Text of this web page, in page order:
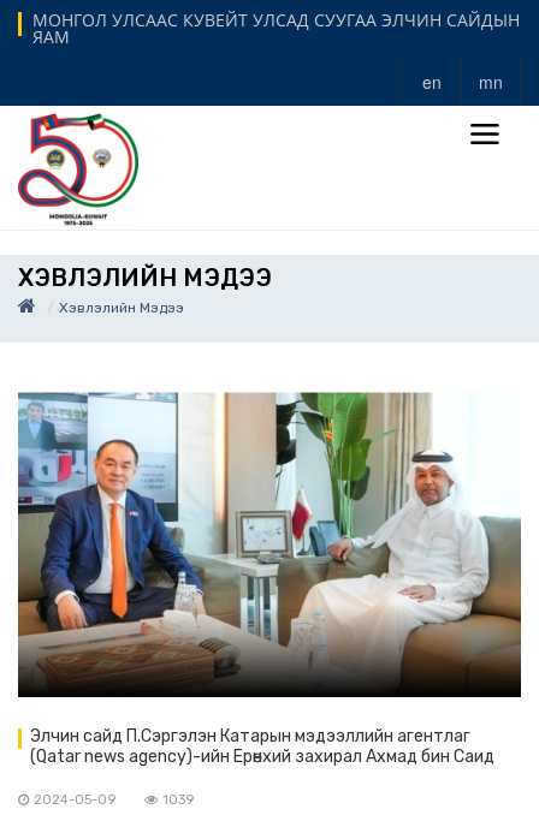
МОНГОЛ УЛСААС КУВЕЙТ УЛСАД СУУГАА ЭЛЧИН САЙДЫН
ЯАМ
en mn
ХЭВЛЭЛИЙН МЭДЭЭ
Хэвлэлийн Мэдээ
Элчин сайд П.Сэргэлэн Катарын мэдээллийн агентлаг
(Qatar news agency)-ийн Ерөнхий захирал Ахмад бин Саид
2024-05-09 1039